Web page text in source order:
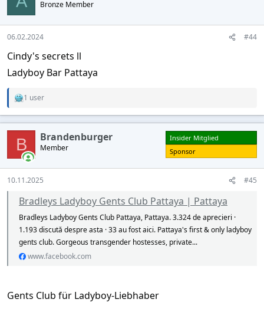
o
n
s
Bronze Member
06.02.2024 #44
Cindy's secrets ll
Ladyboy Bar Pattaya
R
a
c
o
n
s
1 user
B Brandenburger
Member
Insider Mitglied
Sponsor
10.11.2025 #45
Bradleys Ladyboy Gents Club Pattaya | Pattaya
Bradleys Ladyboy Gents Club Pattaya, Pattaya. 3.324 de aprecieri ·
1.193 discută despre asta · 33 au fost aici. Pattaya's first & only ladyboy
gents club. Gorgeous transgender hostesses, private...
www.facebook.com
Gents Club für Ladyboy-Liebhaber